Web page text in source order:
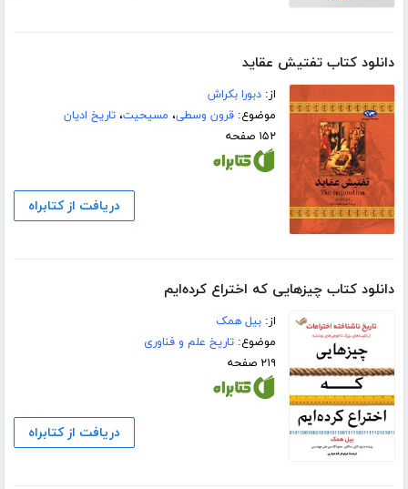
دانلود کتاب تفتیش عقاید
از:دبورا بکراش
موضوع:قرون وسطی، مسیحیت،تاریخ ادیان
۱۵۲ صفحه
دریافت از کتابراه
دانلود کتاب چیزهایی که اختراع کرده‌ایم
از:بیل همک
موضوع:تاریخ علم و فناوری
۲۱۹ صفحه
دریافت از کتابراه